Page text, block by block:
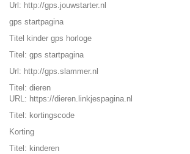
Url: http://gps.jouwstarter.nl
gps startpagina
Titel kinder gps horloge
Titel: gps startpagina
Url: http://gps.slammer.nl
Titel: dieren
URL: https://dieren.linkjespagina.nl
Titel: kortingscode
Korting
Titel: kinderen